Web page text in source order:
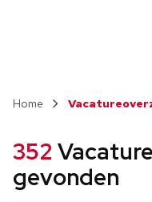
352
gevonden